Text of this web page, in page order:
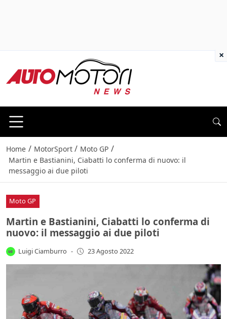
Home / MotorSport / Moto GP /
Martin e Bastianini, Ciabatti lo conferma di nuovo: il
messaggio ai due piloti
Moto GP
Martin e Bastianini, Ciabatti lo conferma di
nuovo: il messaggio ai due piloti
Luigi Ciamburro - 23 Agosto 2022
×